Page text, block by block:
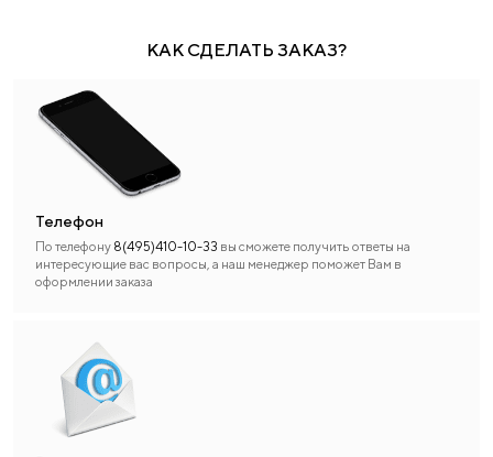
КАК СДЕЛАТЬ ЗАКАЗ?
Телефон
По телефону 8(495)410-10-33 вы сможете получить ответы на
интересующие вас вопросы, а наш менеджер поможет Вам в
оформлении заказа